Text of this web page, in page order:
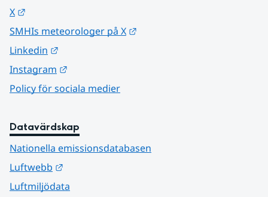
X
SMHIs meteorologer på X
Linkedin
Instagram
Policy för sociala medier
Datavärdskap
Nationella emissionsdatabasen
Luftwebb
Luftmiljödata